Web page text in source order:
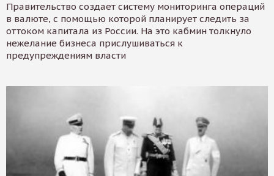
Правительство создает систему мониторинга операций
в валюте, с помощью которой планирует следить за
оттоком капитала из России. На это кабмин толкнуло
нежелание бизнеса прислушиваться к
предупреждениям власти